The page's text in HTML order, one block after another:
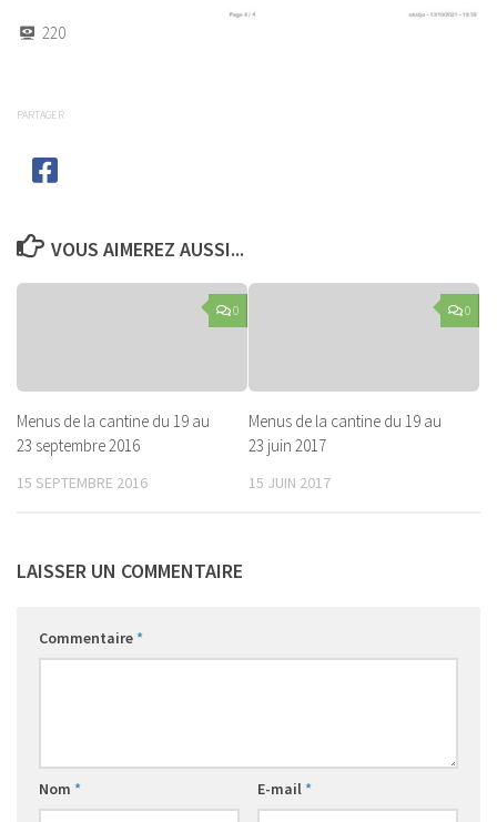
220
PARTAGER
VOUS AIMEREZ AUSSI...
0
Menus de la cantine du 19 au
23 septembre 2016
15 SEPTEMBRE 2016
0
Menus de la cantine du 19 au
23 juin 2017
15 JUIN 2017
LAISSER UN COMMENTAIRE
Commentaire*
Nom * E-mail*